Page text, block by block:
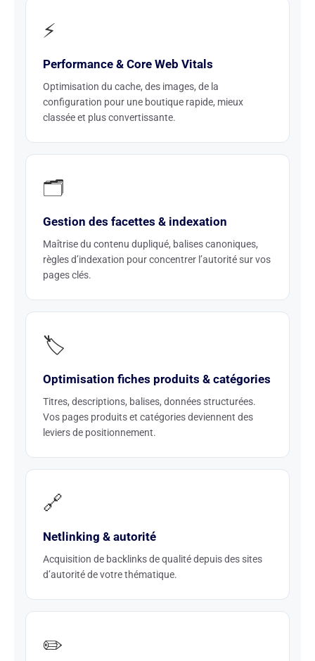
⚡
Performance & Core Web Vitals
Optimisation du cache, des images, de la
configuration pour une boutique rapide, mieux
classée et plus convertissante.
🗂️
Gestion des facettes & indexation
Maîtrise du contenu dupliqué, balises canoniques,
règles d’indexation pour concentrer l’autorité sur vos
pages clés.
🏷️
Optimisation fiches produits & catégories
Titres, descriptions, balises, données structurées.
Vos pages produits et catégories deviennent des
leviers de positionnement.
🔗
Netlinking & autorité
Acquisition de backlinks de qualité depuis des sites
d’autorité de votre thématique.
✏️